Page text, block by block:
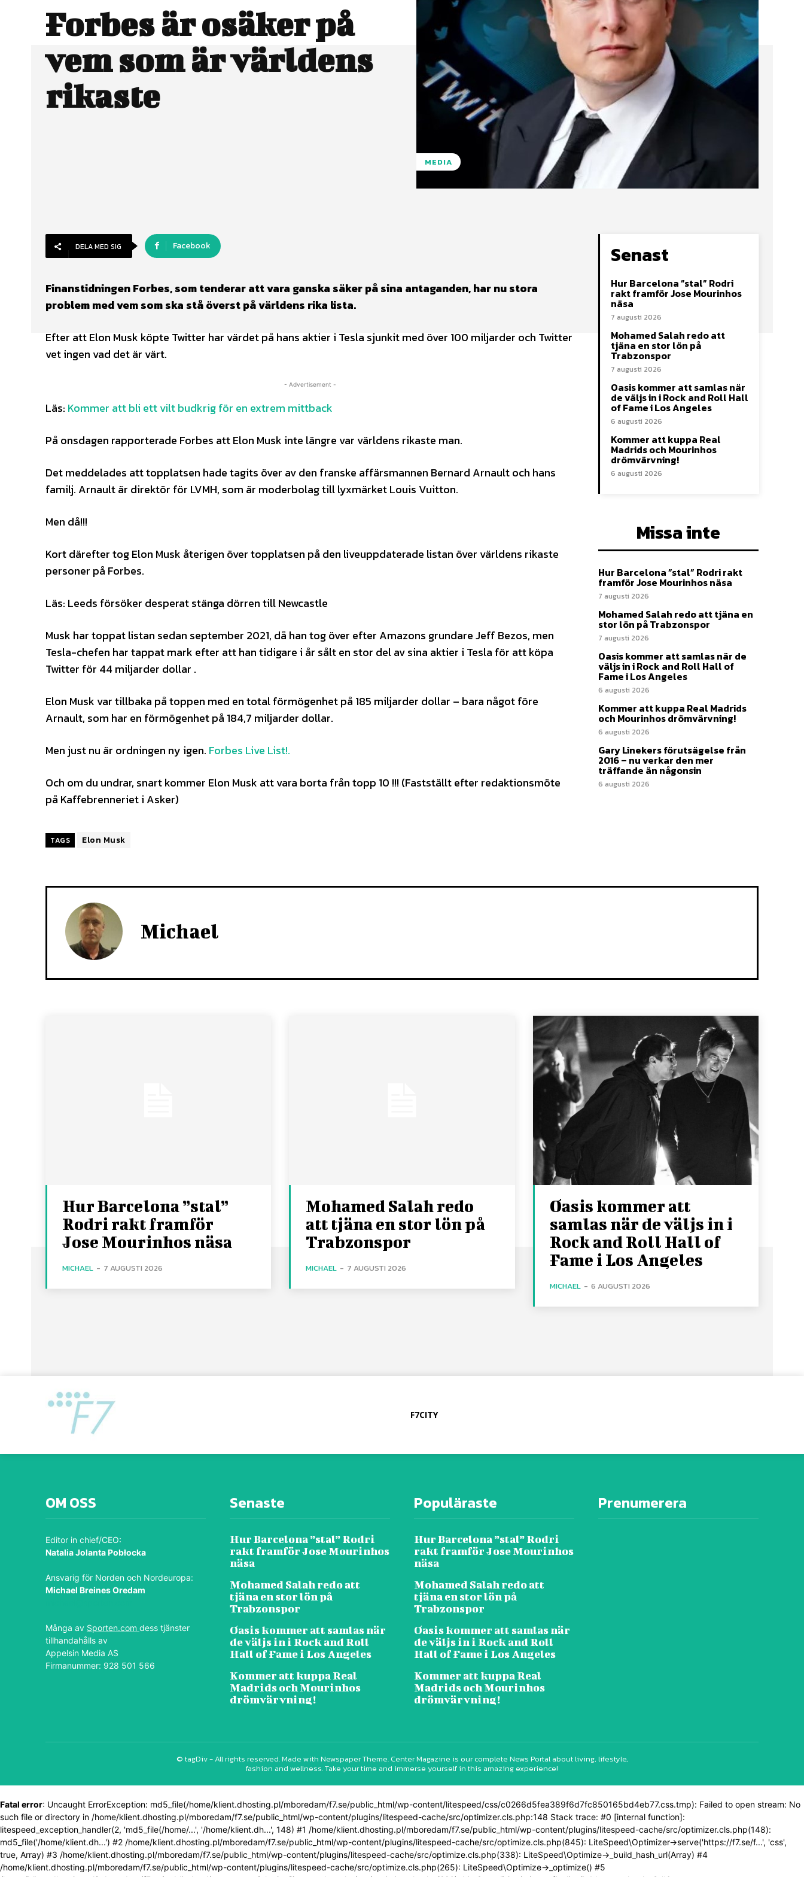
Forbes är osäker på
vem som är världens
rikaste
MEDIA
DELA MED SIG Facebook
Finanstidningen Forbes, som tenderar att vara ganska säker på sina antaganden, har nu stora
problem med vem som ska stå överst på världens rika lista.
Efter att Elon Musk köpte Twitter har värdet på hans aktier i Tesla sjunkit med över 100 miljarder och Twitter
vet ingen vad det är värt.
- Advertisement -
Läs: Kommer att bli ett vilt budkrig för en extrem mittback
På onsdagen rapporterade Forbes att Elon Musk inte längre var världens rikaste man.
Det meddelades att topplatsen hade tagits över av den franske affärsmannen Bernard Arnault och hans
familj. Arnault är direktör för LVMH, som är moderbolag till lyxmärket Louis Vuitton.
Men då!!!
Kort därefter tog Elon Musk återigen över topplatsen på den liveuppdaterade listan över världens rikaste
personer på Forbes.
Läs: Leeds försöker desperat stänga dörren till Newcastle
Musk har toppat listan sedan september 2021, då han tog över efter Amazons grundare Jeff Bezos, men
Tesla-chefen har tappat mark efter att han tidigare i år sålt en stor del av sina aktier i Tesla för att köpa
Twitter för 44 miljarder dollar .
Elon Musk var tillbaka på toppen med en total förmögenhet på 185 miljarder dollar – bara något före
Arnault, som har en förmögenhet på 184,7 miljarder dollar.
Men just nu är ordningen ny igen. Forbes Live List!.
Och om du undrar, snart kommer Elon Musk att vara borta från topp 10 !!! (Fastställt efter redaktionsmöte
på Kaffebrenneriet i Asker)
TAGS Elon Musk
Senast
Hur Barcelona ”stal” Rodri
rakt framför Jose Mourinhos
näsa
7 augusti 2026
Mohamed Salah redo att
tjäna en stor lön på
Trabzonspor
7 augusti 2026
Oasis kommer att samlas när
de väljs in i Rock and Roll Hall
of Fame i Los Angeles
6 augusti 2026
Kommer att kuppa Real
Madrids och Mourinhos
drömvärvning!
6 augusti 2026
Missa inte
Hur Barcelona ”stal” Rodri rakt
framför Jose Mourinhos näsa
7 augusti 2026
Mohamed Salah redo att tjäna en
stor lön på Trabzonspor
7 augusti 2026
Oasis kommer att samlas när de
väljs in i Rock and Roll Hall of
Fame i Los Angeles
6 augusti 2026
Kommer att kuppa Real Madrids
och Mourinhos drömvärvning!
6 augusti 2026
Gary Linekers förutsägelse från
2016 – nu verkar den mer
träffande än någonsin
6 augusti 2026
Michael
Hur Barcelona ”stal”
Rodri rakt framför
Jose Mourinhos näsa
MICHAEL - 7 AUGUSTI 2026
Mohamed Salah redo
att tjäna en stor lön på
Trabzonspor
MICHAEL - 7 AUGUSTI 2026
Oasis kommer att
samlas när de väljs in i
Rock and Roll Hall of
Fame i Los Angeles
MICHAEL - 6 AUGUSTI 2026
F7CITY
OM OSS
Editor in chief/CEO:
Natalia Jolanta Pobłocka
Ansvarig för Norden och Nordeuropa:
Michael Breines Oredam
Många av Sporten.com dess tjänster
tillhandahålls av
Appelsin Media AS
Firmanummer: 928 501 566
Senaste
Hur Barcelona ”stal” Rodri
rakt framför Jose Mourinhos
näsa
Mohamed Salah redo att
tjäna en stor lön på
Trabzonspor
Oasis kommer att samlas när
de väljs in i Rock and Roll
Hall of Fame i Los Angeles
Kommer att kuppa Real
Madrids och Mourinhos
drömvärvning!
Populäraste
Hur Barcelona ”stal” Rodri
rakt framför Jose Mourinhos
näsa
Mohamed Salah redo att
tjäna en stor lön på
Trabzonspor
Oasis kommer att samlas när
de väljs in i Rock and Roll
Hall of Fame i Los Angeles
Kommer att kuppa Real
Madrids och Mourinhos
drömvärvning!
Prenumerera
© tagDiv - All rights reserved. Made with Newspaper Theme. Center Magazine is our complete News Portal about living, lifestyle,
fashion and wellness. Take your time and immerse yourself in this amazing experience!
Fatal error: Uncaught ErrorException: md5_file(/home/klient.dhosting.pl/mboredam/f7.se/public_html/wp-content/litespeed/css/c0266d5fea389f6d7fc850165bd4eb77.css.tmp): Failed to open stream: No
such file or directory in /home/klient.dhosting.pl/mboredam/f7.se/public_html/wp-content/plugins/litespeed-cache/src/optimizer.cls.php:148 Stack trace: #0 [internal function]:
litespeed_exception_handler(2, 'md5_file(/home/...', '/home/klient.dh...', 148) #1 /home/klient.dhosting.pl/mboredam/f7.se/public_html/wp-content/plugins/litespeed-cache/src/optimizer.cls.php(148):
md5_file('/home/klient.dh...') #2 /home/klient.dhosting.pl/mboredam/f7.se/public_html/wp-content/plugins/litespeed-cache/src/optimize.cls.php(845): LiteSpeed\Optimizer->serve('https://f7.se/f...', 'css',
true, Array) #3 /home/klient.dhosting.pl/mboredam/f7.se/public_html/wp-content/plugins/litespeed-cache/src/optimize.cls.php(338): LiteSpeed\Optimize->_build_hash_url(Array) #4
/home/klient.dhosting.pl/mboredam/f7.se/public_html/wp-content/plugins/litespeed-cache/src/optimize.cls.php(265): LiteSpeed\Optimize->_optimize() #5